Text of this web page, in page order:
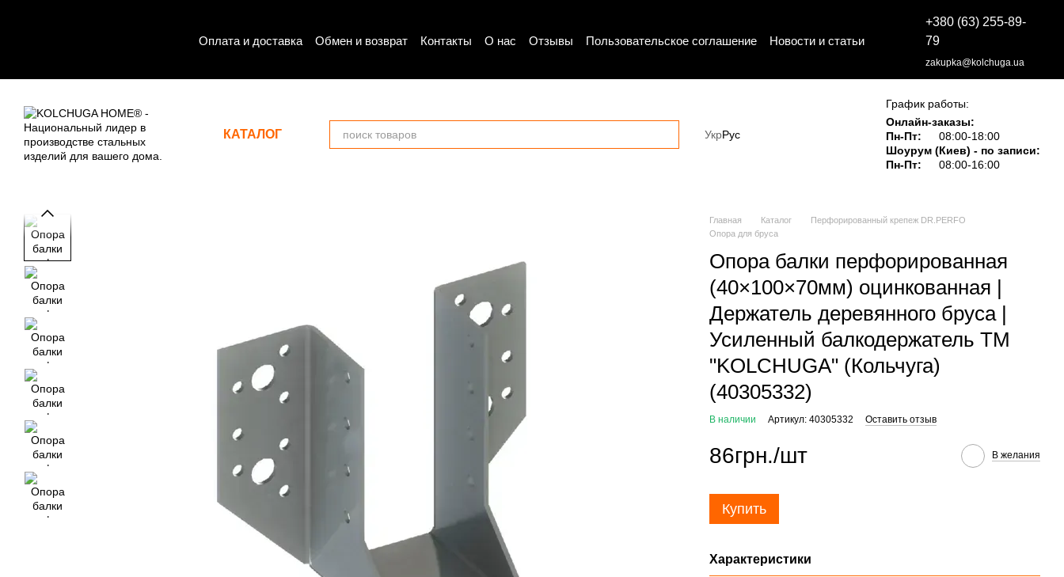
Оплата и доставка Обмен и возврат Контакты О нас Отзывы Пользовательское соглашение Новости и статьи
+380 (63) 255-89-
79
zakupka@kolchuga.ua
КАТАЛОГ УкрРус
График работы:
Онлайн-заказы:
Пн-Пт:
08:00-18:00
Шоурум (Киев) - по записи:
Пн-Пт:
08:00-16:00
Главная Каталог
Перфорированный крепеж DR.PERFO
Опора для бруса
Опора балки перфорированная
(40×100×70мм) оцинкованная |
Держатель деревянного бруса |
Усиленный балкодержатель ТМ
"KOLCHUGA" (Кольчуга)
(40305332)
В наличии Артикул: 40305332 Оставить отзыв
86грн./шт В желания
Купить
Характеристики